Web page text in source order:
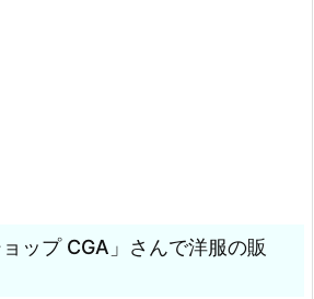
ョップ CGA」さんで洋服の販